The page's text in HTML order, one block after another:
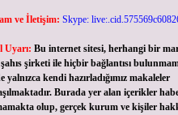
ve İletişim: Skype:
Uyarı: Bu internet sitesi, herhangi bir
şirketi ile hiçbir bağlantısı
yalnızca kendi hazırladığımız makaleler
Burada yer alan içerikler
olup, gerçek kurum ve kişiler